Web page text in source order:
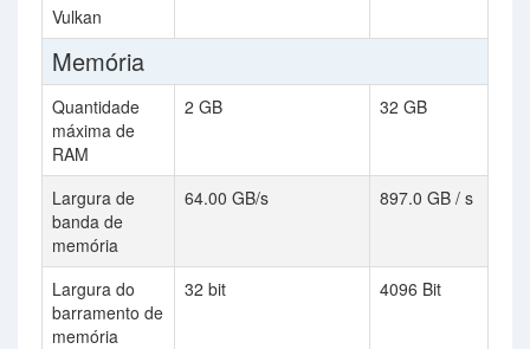
Vulkan
Memória
Quantidade
máxima de
RAM
2 GB 32 GB
Largura de
banda de
memória
64.00 GB/s 897.0 GB / s
Largura do
barramento de
memória
32 bit 4096 Bit